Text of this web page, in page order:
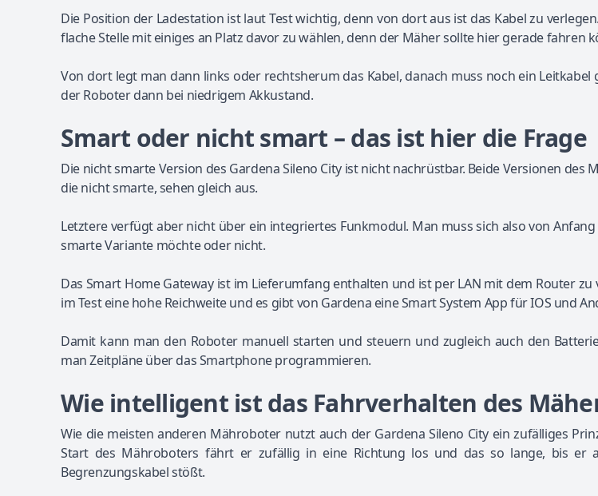
Die Position der Ladestation ist laut Test wichtig, denn von dort aus ist das Kabel zu
flache Stelle mit einiges an Platz davor zu wählen, denn der Mäher sollte hier gerade fahren
Von dort legt man dann links oder rechtsherum das Kabel, danach muss noch ein
der Roboter dann bei niedrigem Akkustand.
Smart oder nicht smart – das ist hier die Frage
Die nicht smarte Version des Gardena Sileno City ist nicht nachrüstbar. Beide Versionen des
die nicht smarte, sehen gleich aus.
Letztere verfügt aber nicht über ein integriertes Funkmodul. Man muss sich also von
smarte Variante möchte oder nicht.
Das Smart Home Gateway ist im Lieferumfang enthalten und ist per LAN mit dem Router zu
im Test eine hohe Reichweite und es gibt von Gardena eine Smart System App für IOS und
Damit kann man den Roboter manuell starten und steuern und zugleich auch den
man Zeitpläne über das Smartphone programmieren.
Wie intelligent ist das Fahrverhalten des
Wie die meisten anderen Mähroboter nutzt auch der Gardena Sileno City ein zufälliges
Start des Mähroboters fährt er zufällig in eine Richtung los und das so lange, bis er
Begrenzungskabel stößt.